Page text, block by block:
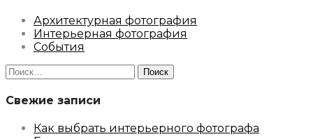
Архитектурная фотография
Интерьерная фотография
События
Найти:
Свежие записи
Как выбрать интерьерного фотографа